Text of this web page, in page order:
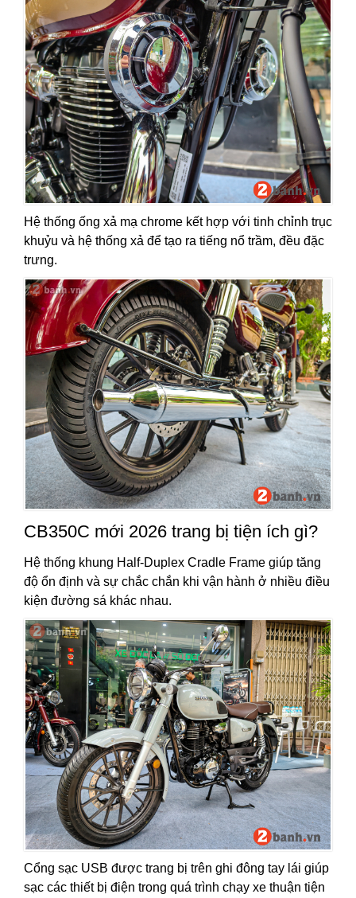
Hệ thống ống xả mạ chrome kết hợp với tinh chỉnh trục
khuỷu và hệ thống xả để tạo ra tiếng nổ trầm, đều đặc
trưng.
CB350C mới 2026 trang bị tiện ích gì?
Hệ thống khung Half-Duplex Cradle Frame giúp tăng
độ ổn định và sự chắc chắn khi vận hành ở nhiều điều
kiện đường sá khác nhau.
Cổng sạc USB được trang bị trên ghi đông tay lái giúp
sạc các thiết bị điện trong quá trình chạy xe thuận tiện